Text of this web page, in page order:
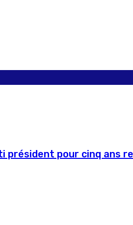
président pour cinq ans